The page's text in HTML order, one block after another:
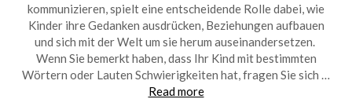
kommunizieren, spielt eine entscheidende Rolle dabei, wie
Kinder ihre Gedanken ausdrücken, Beziehungen aufbauen
und sich mit der Welt um sie herum auseinandersetzen.
Wenn Sie bemerkt haben, dass Ihr Kind mit bestimmten
Wörtern oder Lauten Schwierigkeiten hat, fragen Sie sich …
Read more